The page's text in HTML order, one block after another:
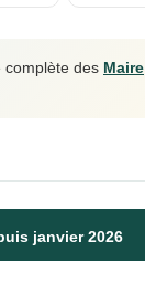
complète des Maire
janvier 2026